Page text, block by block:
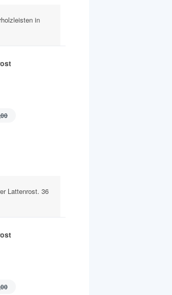
in
Lattenrost. 36